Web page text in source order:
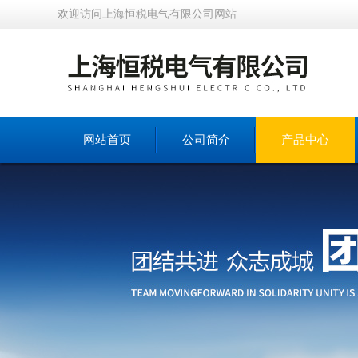
欢迎访问上海恒税电气有限公司网站
网站首页 公司简介 产品中心